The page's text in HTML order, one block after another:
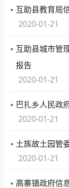
互助县教育局
2020-01-21
互助县城市管
报告
2020-01-21
巴扎乡人民政
2020-01-21
土族故土园管
2020-01-21
高寨镇政府信